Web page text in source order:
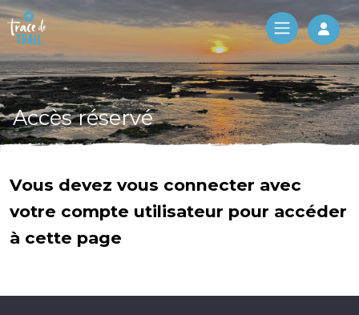
Log
Accès réservé
Vous devez vous connecter avec
votre compte utilisateur pour accéder
à cette page